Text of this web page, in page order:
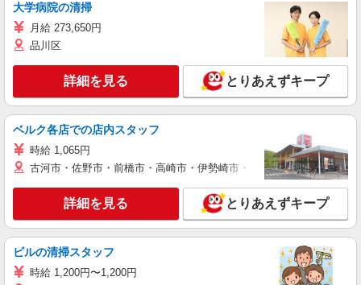
大学病院の清掃
月給 273,650円
品川区
詳細を見る とりあえずキープ
ベルク各店での店内スタッフ
時給 1,065円
古河市・佐野市・前橋市・高崎市・伊勢崎市・太田市・館林市・藤
詳細を見る とりあえずキープ
ビルの清掃スタッフ
時給 1,200円〜1,200円